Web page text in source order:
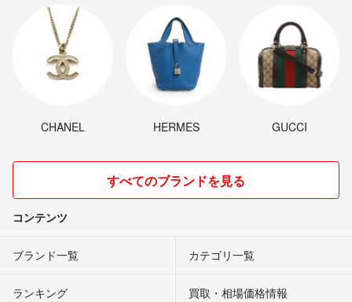
CHANEL HERMES GUCCI
すべてのブランドを見る
コンテンツ
ブランド一覧 カテゴリ一覧
ランキング 買取・相場価格情報